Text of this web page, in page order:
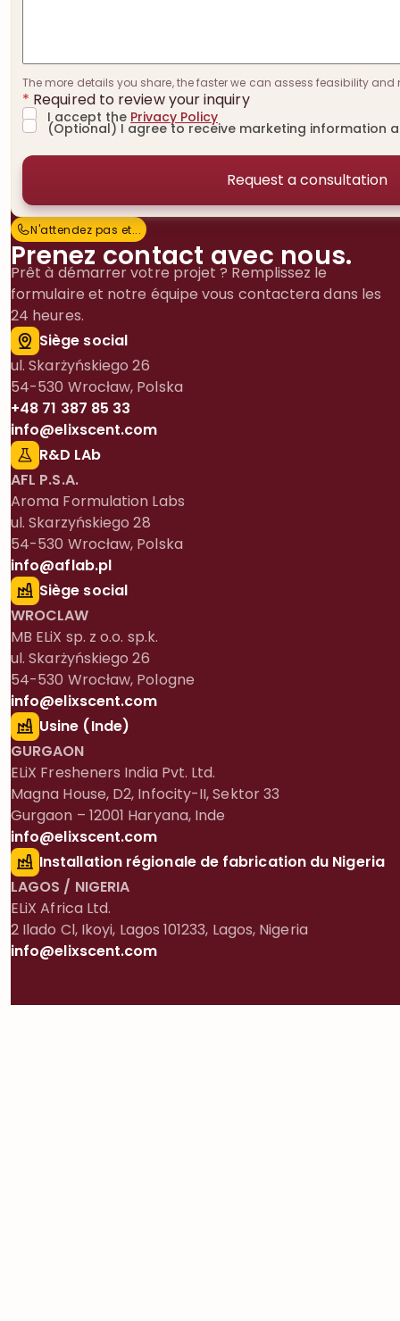
N'attendez pas et…
N'attendez pas et...
Prenez contact avec nous.
Prêt à démarrer votre projet ? Remplissez le
formulaire et notre équipe vous contactera dans les
24 heures.
Siège social
ul. Skarżyńskiego 26
54-530 Wrocław, Polska
+48 71 387 85 33
info@elixscent.com
R&D LAb
AFL P.S.A.
Aroma Formulation Labs
ul. Skarzyńskiego 28
54-530 Wrocław, Polska
info@aflab.pl
Siège social
WROCLAW
MB ELiX sp. z o.o. sp.k.
ul. Skarżyńskiego 26
54-530 Wrocław, Pologne
info@elixscent.com
Usine (Inde)
GURGAON
ELiX Fresheners India Pvt. Ltd.
Magna House, D2, Infocity-II, Sektor 33
Gurgaon – 12001 Haryana, Inde
info@elixscent.com
Installation régionale de fabrication du Nigeria
LAGOS / NIGERIA
ELiX Africa Ltd.
2 Ilado Cl, Ikoyi, Lagos 101233, Lagos, Nigeria
info@elixscent.com
The more details you share, the faster we can assess feasibility and
* Required to review your inquiry
I accept the Privacy Policy
(Optional) I agree to receive marketing information